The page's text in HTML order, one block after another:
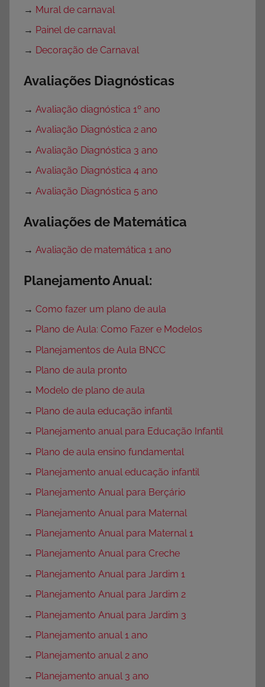
→ Mural de carnaval
→ Painel de carnaval
→ Decoração de Carnaval
Avaliações Diagnósticas
→ Avaliação diagnóstica 1º ano
→ Avaliação Diagnóstica 2 ano
→ Avaliação Diagnóstica 3 ano
→ Avaliação Diagnóstica 4 ano
→ Avaliação Diagnóstica 5 ano
Avaliações de Matemática
→ Avaliação de matemática 1 ano
Planejamento Anual:
→ Como fazer um plano de aula
→ Plano de Aula: Como Fazer e Modelos
→ Planejamentos de Aula BNCC
→ Plano de aula pronto
→ Modelo de plano de aula
→ Plano de aula educação infantil
→ Planejamento anual para Educação Infantil
→ Plano de aula ensino fundamental
→ Planejamento anual educação infantil
→ Planejamento Anual para Berçário
→ Planejamento Anual para Maternal
→ Planejamento Anual para Maternal 1
→ Planejamento Anual para Creche
→ Planejamento Anual para Jardim 1
→ Planejamento Anual para Jardim 2
→ Planejamento Anual para Jardim 3
→ Planejamento anual 1 ano
→ Planejamento anual 2 ano
→ Planejamento anual 3 ano